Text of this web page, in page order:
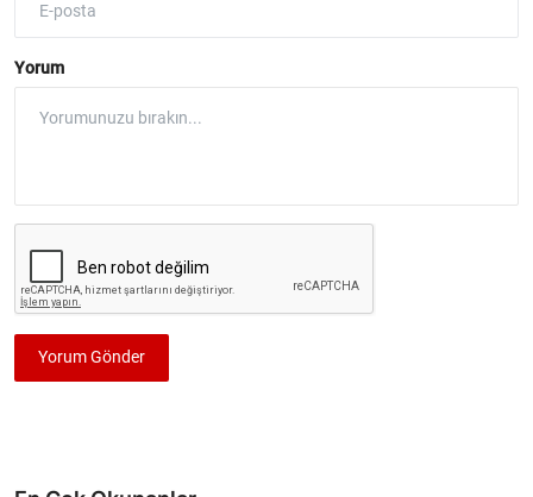
Yorum
Yorum Gönder